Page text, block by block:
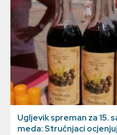
Ugljevik spreman za 15.
meda: Stručnjaci